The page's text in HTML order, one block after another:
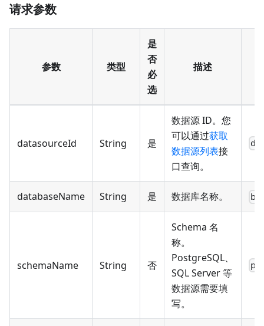
请求参数
参数 类型
是
否
必
选
描述
datasourceId String 是
数据源 ID。您
可以通过获取
数据源列表接
口查询。
databaseName String 是 数据库名称。
schemaName String 否
Schema 名
称。
PostgreSQL、
SQL Server 等
数据源需要填
写。